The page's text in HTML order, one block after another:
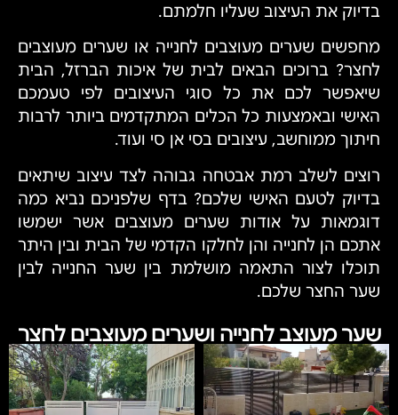
בדיוק את העיצוב שעליו חלמתם.
מחפשים שערים מעוצבים לחנייה או שערים מעוצבים
לחצר? ברוכים הבאים לבית של איכות הברזל, הבית
שיאפשר לכם את כל סוגי העיצובים לפי טעמכם
האישי ובאמצעות כל הכלים המתקדמים ביותר לרבות
חיתוך ממוחשב, עיצובים בסי אן סי ועוד.
רוצים לשלב רמת אבטחה גבוהה לצד עיצוב שיתאים
בדיוק לטעם האישי שלכם? בדף שלפניכם נביא כמה
דוגמאות על אודות שערים מעוצבים אשר ישמשו
אתכם הן לחנייה והן לחלקו הקדמי של הבית ובין היתר
תוכלו לצור התאמה מושלמת בין שער החנייה לבין
שער החצר שלכם.
שער מעוצב לחנייה ושערים מעוצבים לחצר